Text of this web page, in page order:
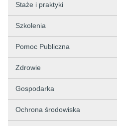
Staże i praktyki
Szkolenia
Pomoc Publiczna
Zdrowie
Gospodarka
Ochrona środowiska